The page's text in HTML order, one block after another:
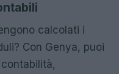
calcolati i
Con Genya, puoi